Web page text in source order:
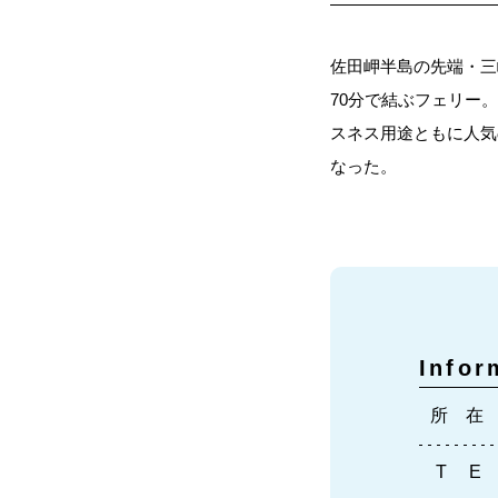
佐田岬半島の先端・
70分で結ぶフェリー
スネス用途ともに人
なった。
所 在
T E